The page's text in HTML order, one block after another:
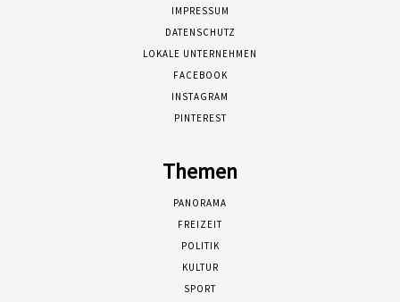
IMPRESSUM
DATENSCHUTZ
LOKALE UNTERNEHMEN
FACEBOOK
INSTAGRAM
PINTEREST
Themen
PANORAMA
FREIZEIT
POLITIK
KULTUR
SPORT